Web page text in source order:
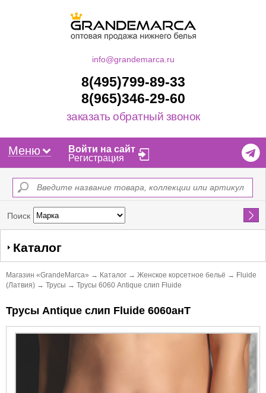
info@grandemarca.ru
8(495)799-89-33
8(965)346-29-60
заказать обратный звонок
Меню
Войти на сайт
Регистрация
Поиск Найти
Каталог
Магазин «GrandeMarca» → Каталог → Женское корсетное бельё → Fluide
(Латвия) → Трусы → Трусы 6060 Antique слип Fluide
Трусы Antique слип Fluide 6060анТ